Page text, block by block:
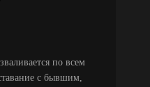
по всем
с бывшим,